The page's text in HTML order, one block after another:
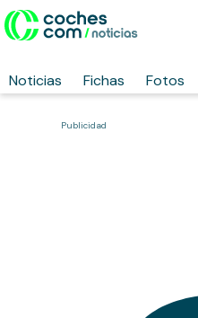
Noticias Fichas Fotos
Publicidad